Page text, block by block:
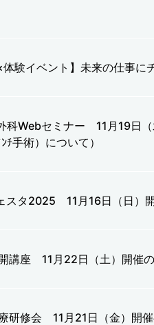
体験イベント】未来の仕事
科Webセミナー 11月19日
ﾝﾁ手術）について）
スタ2025 11月16日（日）
講座 11月22日（土）開催の
研修会 11月21日（金）開催